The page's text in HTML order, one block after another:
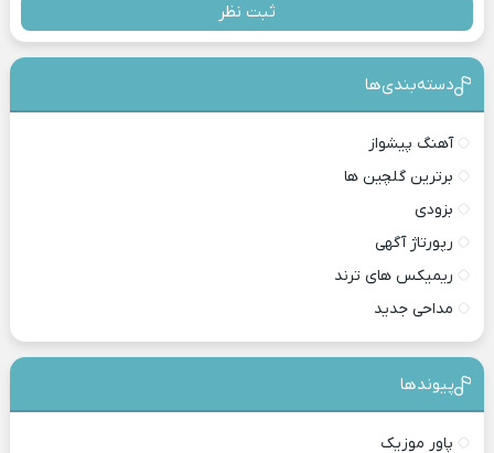
ثبت نظر
دسته‌بندی‎‌‌ها
آهنگ پیشواز
برترین گلچین ها
بزودی
رپورتاژ آگهی
ریمیکس های ترند
مداحی جدید
پیوندها
پاور موزیک